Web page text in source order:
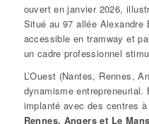
ouvert en janvier 2026,
Situé au 97 allée
accessible en tramway et
un cadre professionnel
L’Ouest (Nantes, Rennes,
dynamisme entrepreneurial.
implanté avec des centres à
Rennes, Angerset Le Mans